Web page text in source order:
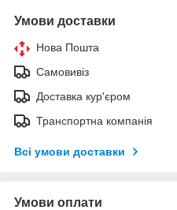
Умови доставки
Нова Пошта
Самовивіз
Доставка кур'єром
Транспортна компанія
Всі умови доставки
Умови оплати